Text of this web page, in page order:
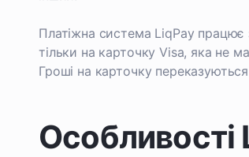
Платіжна система LiqPay працює
тільки на карточку Visa, яка не
Гроші на карточку
Особливості